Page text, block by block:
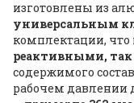
изготовлены из
универсальным
комплектации, что
реактивными,
содержимого
рабочем давлении